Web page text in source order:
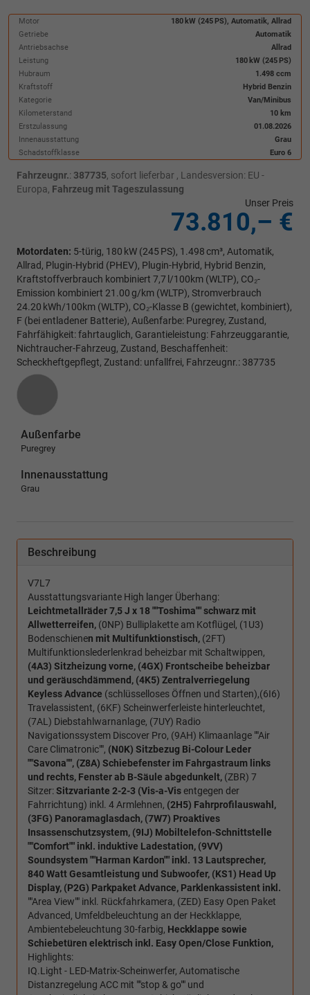
Motor
180 kW (245 PS), Automatik, Allrad
Getriebe
Automatik
Antriebsachse
Allrad
Leistung
180 kW (245 PS)
Hubraum
1.498 ccm
Kraftstoff
Hybrid Benzin
Kategorie
Van/Minibus
Kilometerstand
10 km
Erstzulassung
01.08.2026
Innenausstattung
Grau
Schadstoffklasse
Euro 6
Fahrzeugnr.: 387735, sofort lieferbar , Landesversion: EU -
Europa, Fahrzeug mit Tageszulassung
Unser Preis
73.810,– €
Motordaten: 5-türig, 180 kW (245 PS), 1.498 cm³, Automatik,
Allrad, Plugin-Hybrid (PHEV), Plugin-Hybrid, Hybrid Benzin,
Kraftstoffverbrauch kombiniert 7,7 l/100km (WLTP), CO₂-
Emission kombiniert 21.00 g/km (WLTP), Stromverbrauch
24.20 kWh/100km (WLTP), CO₂-Klasse B (gewichtet, kombiniert),
F (bei entladener Batterie), Außenfarbe: Puregrey, Zustand,
Fahrfähigkeit: fahrtauglich, Garantieleistung: Fahrzeuggarantie,
Nichtraucher-Fahrzeug, Zustand, Beschaffenheit:
Scheckheftgepflegt, Zustand: unfallfrei, Fahrzeugnr.: 387735
Außenfarbe
Puregrey
Innenausstattung
Grau
Beschreibung
V7L7
Ausstattungsvariante High langer Überhang:
Leichtmetallräder 7,5 J x 18 ""Toshima"" schwarz mit
Allwetterreifen, (0NP) Bulliplakette am Kotflügel, (1U3)
Bodenschienen mit Multifunktionstisch, (2FT)
Multifunktionslederlenkrad beheizbar mit Schaltwippen,
(4A3) Sitzheizung vorne, (4GX) Frontscheibe beheizbar
und geräuschdämmend, (4K5) Zentralverriegelung
Keyless Advance (schlüsselloses Öffnen und Starten),(6I6)
Travelassistent, (6KF) Scheinwerferleiste hinterleuchtet,
(7AL) Diebstahlwarnanlage, (7UY) Radio
Navigationssystem Discover Pro, (9AH) Klimaanlage ""Air
Care Climatronic"", (N0K) Sitzbezug Bi-Colour Leder
""Savona"", (Z8A) Schiebefenster im Fahrgastraum links
und rechts, Fenster ab B-Säule abgedunkelt, (ZBR) 7
Sitzer:Sitzvariante 2-2-3 (Vis-a-Visentgegen der
Fahrrichtung) inkl. 4 Armlehnen, (2H5) Fahrprofilauswahl,
(3FG) Panoramaglasdach, (7W7) Proaktives
Insassenschutzsystem, (9IJ) Mobiltelefon-Schnittstelle
""Comfort"" inkl. induktive Ladestation, (9VV)
Soundsystem ""Harman Kardon"" inkl. 13 Lautsprecher,
840 Watt Gesamtleistung und Subwoofer, (KS1) Head Up
Display, (P2G) Parkpaket Advance, Parklenkassistent inkl.
""Area View"" inkl. Rückfahrkamera, (ZED) Easy Open Paket
Advanced, Umfeldbeleuchtung an der Heckklappe,
Ambientebeleuchtung 30-farbig, Heckklappe sowie
Schiebetüren elektrisch inkl. Easy Open/Close Funktion,
Highlights:
IQ.Light - LED-Matrix-Scheinwerfer, Automatische
Distanzregelung ACC mit ""stop & go"" und